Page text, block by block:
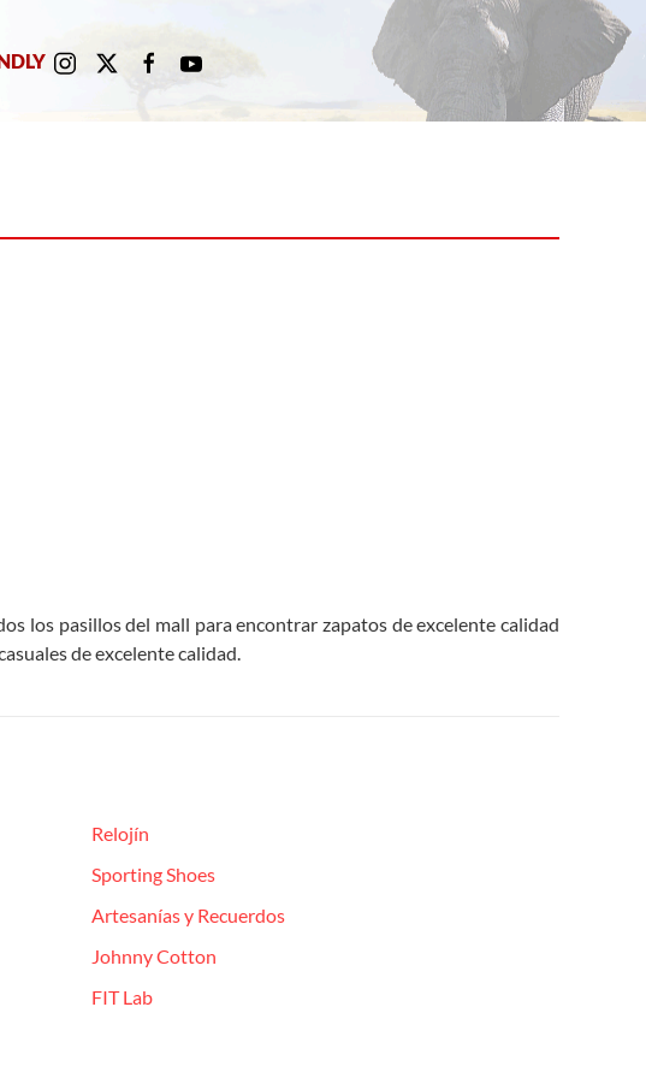
los pasillos del mall para encontrar zapatos de excelente calidad
de excelente calidad.
Relojín
Sporting Shoes
Artesanías y Recuerdos
Johnny Cotton
FIT Lab